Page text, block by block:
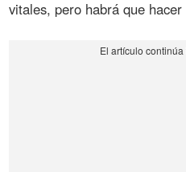
vitales, pero habrá que hacer